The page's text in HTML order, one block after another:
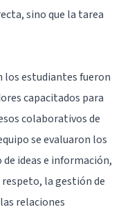
sino que la tarea
los estudiantes fueron
capacitados para
colaborativos de
se evaluaron los
ideas e información,
la gestión de
relaciones